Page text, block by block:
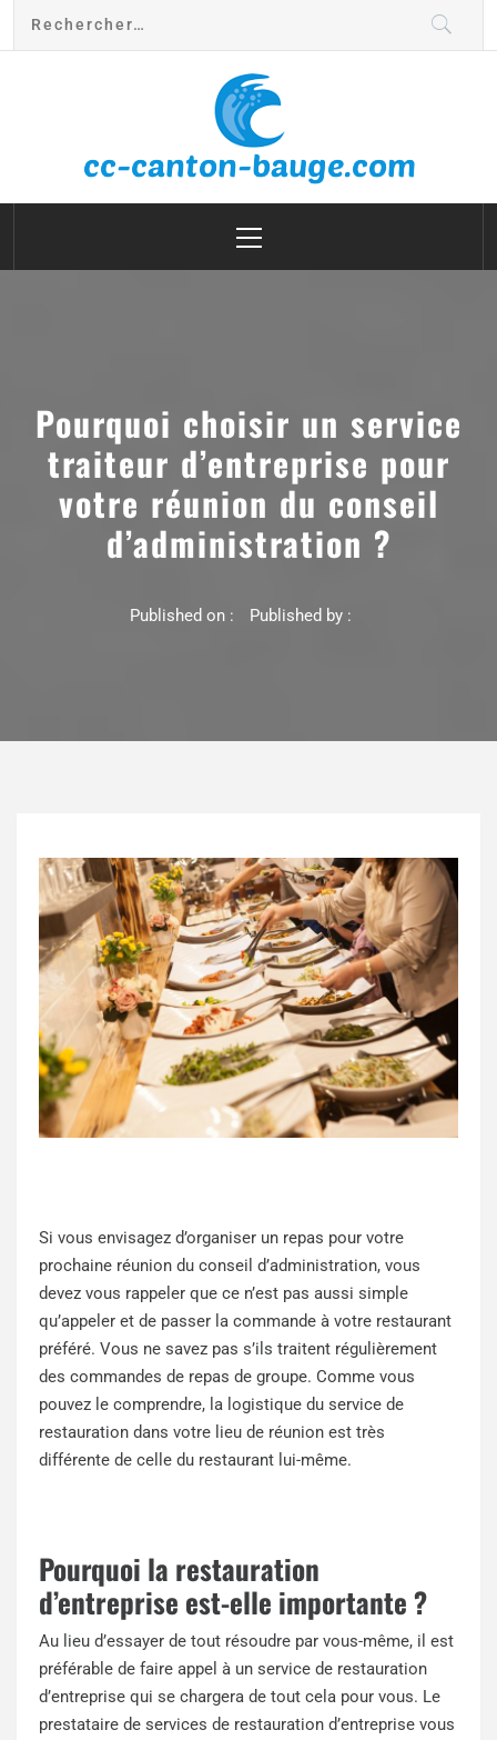
cc canton bauge
Pourquoi choisir un service
traiteur d’entreprise pour
votre réunion du conseil
d’administration ?
Published on : Published by :
Si vous envisagez d’organiser un repas pour votre
prochaine réunion du conseil d’administration, vous
devez vous rappeler que ce n’est pas aussi simple
qu’appeler et de passer la commande à votre restaurant
préféré. Vous ne savez pas s’ils traitent régulièrement
des commandes de repas de groupe. Comme vous
pouvez le comprendre, la logistique du service de
restauration dans votre lieu de réunion est très
différente de celle du restaurant lui-même.
Pourquoi la restauration
d’entreprise est-elle importante ?
Au lieu d’essayer de tout résoudre par vous-même, il est
préférable de faire appel à un service de restauration
d’entreprise qui se chargera de tout cela pour vous. Le
prestataire de services de restauration d’entreprise vous